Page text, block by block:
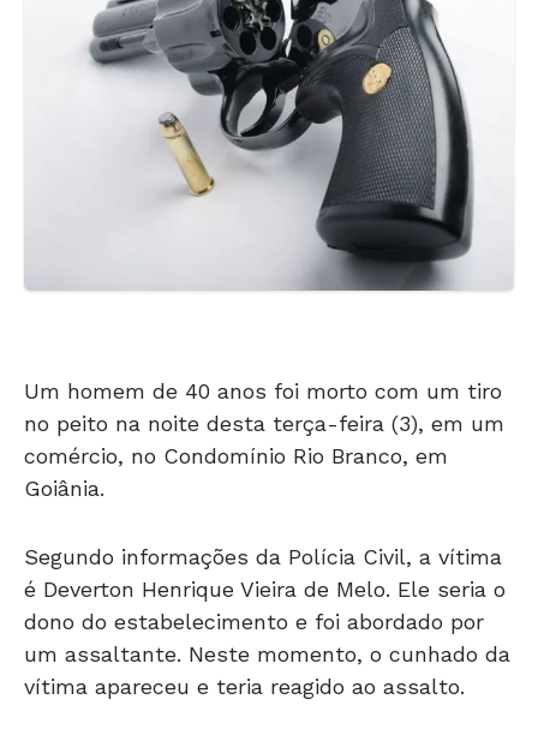
Um homem de 40 anos foi morto com um tiro
no peito na noite desta terça-feira (3), em um
comércio, no Condomínio Rio Branco, em
Goiânia.
Segundo informações da Polícia Civil, a vítima
é Deverton Henrique Vieira de Melo. Ele seria o
dono do estabelecimento e foi abordado por
um assaltante. Neste momento, o cunhado da
vítima apareceu e teria reagido ao assalto.